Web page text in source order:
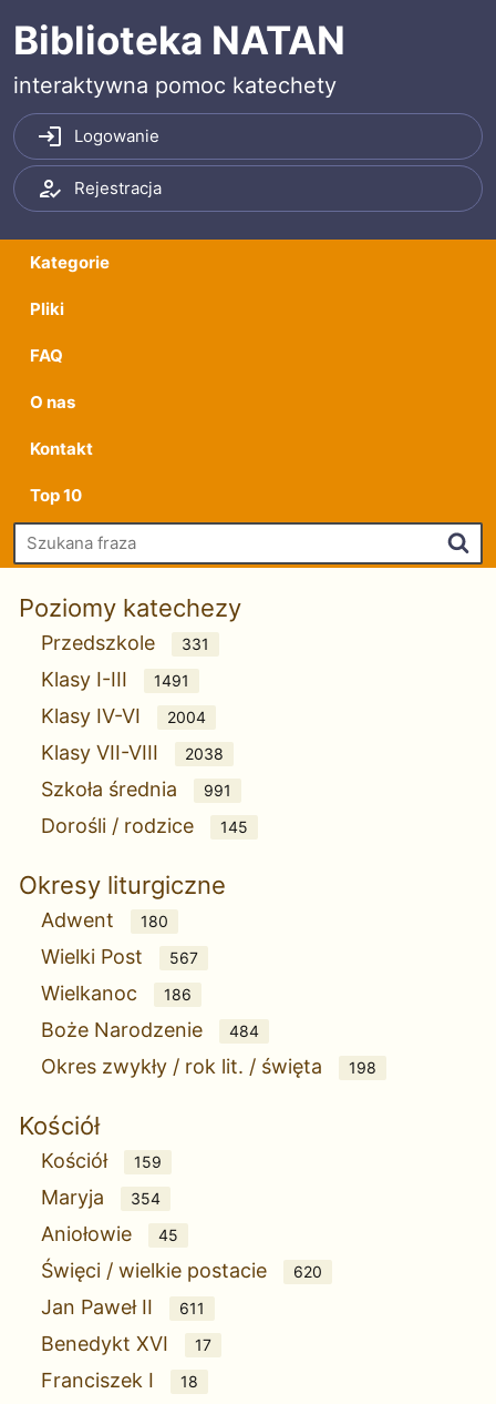
Przeskocz do treści
Przeskocz do menu
Biblioteka NATAN
interaktywna pomoc katechety
Logowanie
Rejestracja
Kategorie
Pliki
FAQ
O nas
Kontakt
Top 10
Poziomy katechezy
Przedszkole 331
Klasy I-III 1491
Klasy IV-VI 2004
Klasy VII-VIII 2038
Szkoła średnia 991
Dorośli / rodzice 145
Okresy liturgiczne
Adwent 180
Wielki Post 567
Wielkanoc 186
Boże Narodzenie 484
Okres zwykły / rok lit. / święta 198
Kościół
Kościół 159
Maryja 354
Aniołowie 45
Święci / wielkie postacie 620
Jan Paweł II 611
Benedykt XVI 17
Franciszek I 18